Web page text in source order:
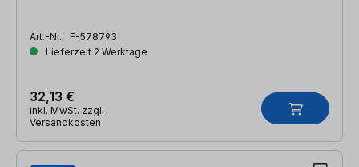
Art.-Nr.: F-578793
Lieferzeit 2 Werktage
32,13 €
inkl. MwSt. zzgl.
Versandkosten